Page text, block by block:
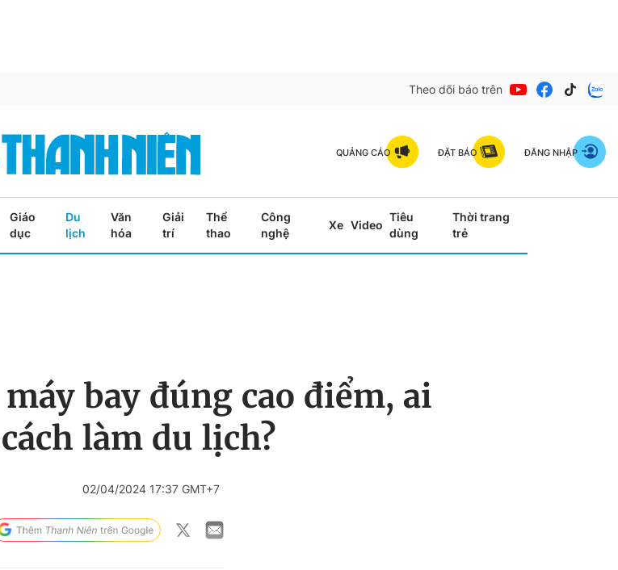
Theo dõi báo trên
QUẢNG CÁO ĐẶT BÁO ĐĂNG NHẬP
Giáo
dục
Du
lịch
Văn
hóa
Giải
trí
Thể
thao
Công
nghệ
Xe Video
Tiêu
dùng
Thời trang
trẻ
bay đúng cao điểm, ai
làm du lịch?
02/04/2024 17:37 GMT+7